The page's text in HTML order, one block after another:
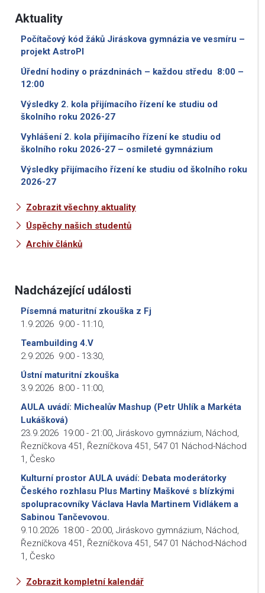
Aktuality
Počítačový kód žáků Jiráskova gymnázia ve vesmíru –
projekt AstroPI
Úřední hodiny o prázdninách – každou středu 8:00 –
12:00
Výsledky 2. kola přijímacího řízení ke studiu od
školního roku 2026-27
Vyhlášení 2. kola přijímacího řízení ke studiu od
školního roku 2026-27 – osmileté gymnázium
Výsledky přijímacího řízení ke studiu od školního roku
2026-27
Zobrazit všechny aktuality
Úspěchy našich studentů
Archiv článků
Nadcházející události
Písemná maturitní zkouška z Fj
1.9.2026 9:00 - 11:10
Teambuilding 4.V
2.9.2026 9:00 - 13:30
Ústní maturitní zkouška
3.9.2026 8:00 - 11:00
AULA uvádí: Michealův Mashup (Petr Uhlík a Markéta
Lukášková)
23.9.2026 19:00 - 21:00 Jiráskovo gymnázium, Náchod,
Řezníčkova 451, Řezníčkova 451, 547 01 Náchod-Náchod
1, Česko
Kulturní prostor AULA uvádí: Debata moderátorky
Českého rozhlasu Plus Martiny Maškové s blízkými
spolupracovníky Václava Havla Martinem Vidlákem a
Sabinou Tančevovou.
9.10.2026 18:00 - 20:00 Jiráskovo gymnázium, Náchod,
Řezníčkova 451, Řezníčkova 451, 547 01 Náchod-Náchod
1, Česko
Zobrazit kompletní kalendář